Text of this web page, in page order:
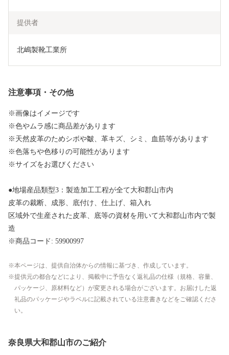
提供者
北嶋製靴工業所
注意事項・その他
※画像はイメージです
※色やムラ感に商品差があります
※天然皮革のためシボや皺、革キズ、シミ、血筋等があります
※色落ちや色移りの可能性があります
※サイズをお選びください
●地場産品類型3：製造加工工程が全て大和郡山市内
皮革の裁断、成形、底付け、仕上げ、箱入れ
区域外で生産された皮革、底等の資材を用いて大和郡山市内で製
造
※商品コード: 59900997
本ページは、提供自治体からの情報に基づき、作成しています。
提供元の都合などにより、掲載中に予告なく返礼品の仕様（規格、容量、
パッケージ、原材料など）が変更される場合がございます。お届けした返
礼品のパッケージやラベルに記載されている注意書きなどをご確認くださ
い。
奈良県大和郡山市のご紹介